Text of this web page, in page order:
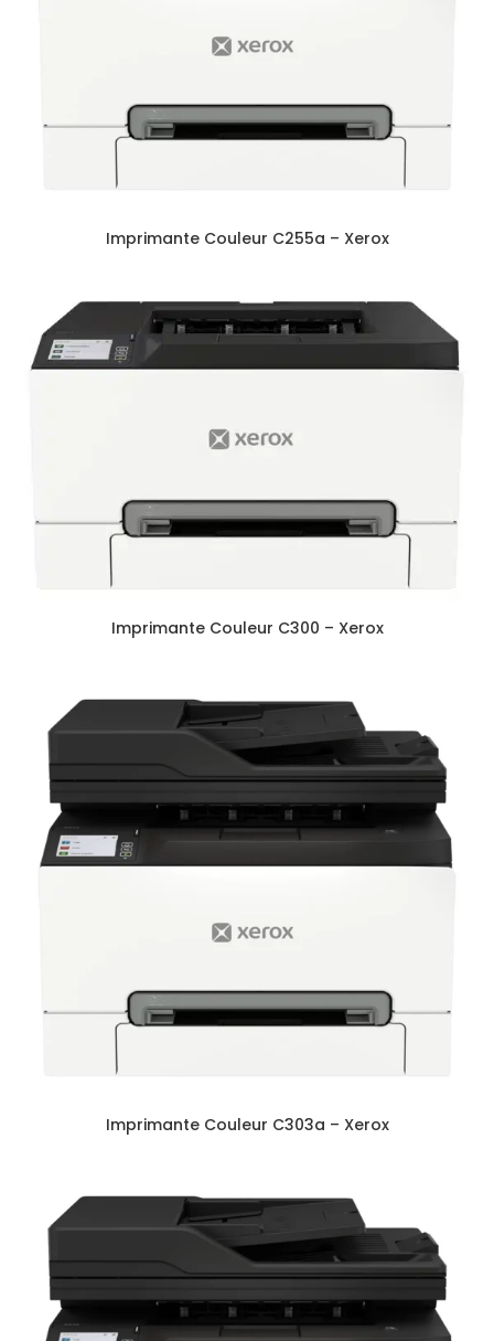
Imprimante Couleur C255a – Xerox
Imprimante Couleur C300 – Xerox
Imprimante Couleur C303a – Xerox